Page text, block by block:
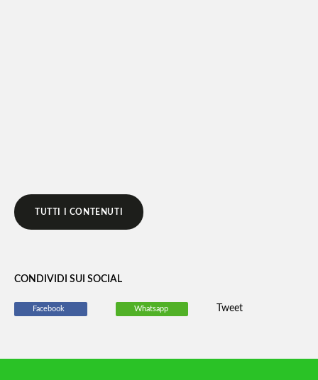
TUTTI I CONTENUTI
CONDIVIDI SUI SOCIAL
Facebook Whatsapp Tweet